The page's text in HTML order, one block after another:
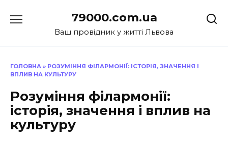
до
79000.com.ua
Ваш провідник у житті Львова
ГОЛОВНА » РОЗУМІННЯ ФІЛАРМОНІЇ: ІСТОРІЯ, ЗНАЧЕННЯ І
ВПЛИВ НА КУЛЬТУРУ
Розуміння філармонії:
історія, значення і вплив на
культуру